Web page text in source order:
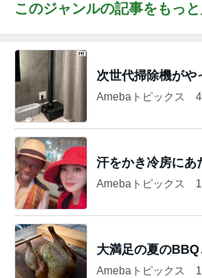
このジャンルの記事をもっ
次世代掃除機がや
Amebaトピックス
汗をかき冷房にあ
Amebaトピックス
大満足の夏の
Amebaトピックス